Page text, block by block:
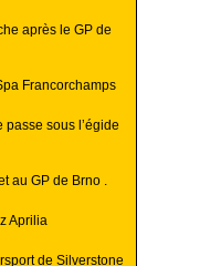
après le GP de
Francorchamps
passe sous l’égide
au GP de Brno .
Aprilia
de Silverstone